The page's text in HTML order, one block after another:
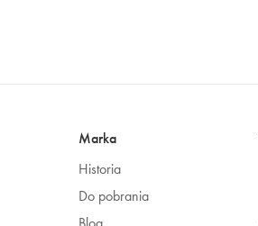
Marka
Historia
Do pobrania